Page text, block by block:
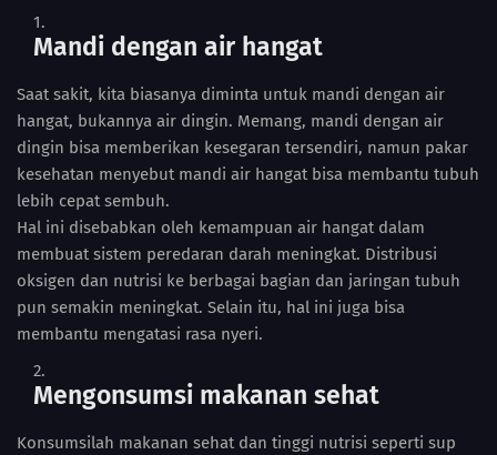
Mandi dengan air hangat
Saat sakit, kita biasanya diminta untuk mandi dengan air
hangat, bukannya air dingin. Memang, mandi dengan air
dingin bisa memberikan kesegaran tersendiri, namun pakar
kesehatan menyebut mandi air hangat bisa membantu tubuh
lebih cepat sembuh.
Hal ini disebabkan oleh kemampuan air hangat dalam
membuat sistem peredaran darah meningkat. Distribusi
oksigen dan nutrisi ke berbagai bagian dan jaringan tubuh
pun semakin meningkat. Selain itu, hal ini juga bisa
membantu mengatasi rasa nyeri.
Mengonsumsi makanan sehat
Konsumsilah makanan sehat dan tinggi nutrisi seperti sup